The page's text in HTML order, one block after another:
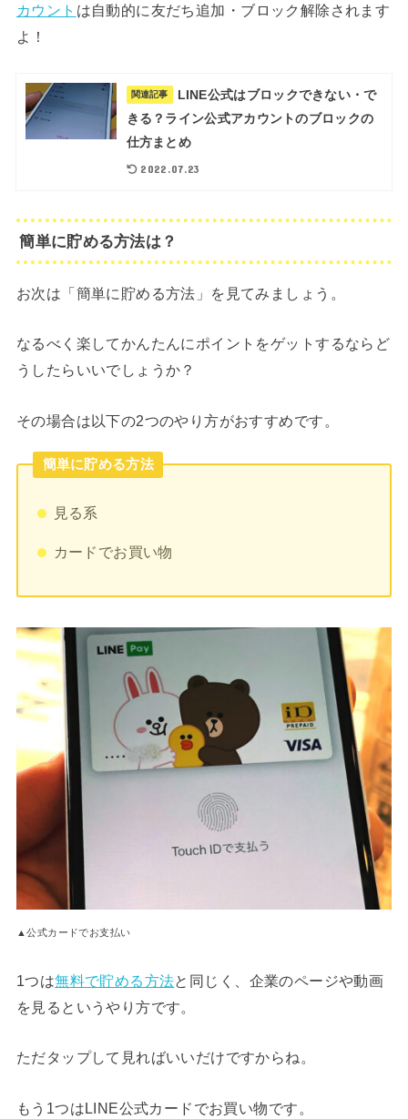
カウント は自動的に友だち追加・ブロック解除されます
よ！
関連記事
LINE公式はブロックできない・で
きる？ライン公式アカウントのブロックの
仕方まとめ
2022.07.23
簡単に貯める方法は？
お次は「簡単に貯める方法」を見てみましょう。
なるべく楽してかんたんにポイントをゲットするならど
うしたらいいでしょうか？
その場合は以下の2つのやり方がおすすめです。
簡単に貯める方法
見る系
カードでお買い物
▲公式カードでお支払い
1つは無料で貯める方法と同じく、企業のページや動画
を見るというやり方です。
ただタップして見ればいいだけですからね。
もう1つはLINE公式カードでお買い物です。